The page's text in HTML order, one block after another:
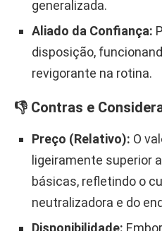
generalizada.
Aliado da Confiança:
disposição,
revigorante na rotina.
👎 Contras e
Preço (Relativo): O
ligeiramente superior a
básicas, refletindo o
neutralizadora e do
Disponibilidade: